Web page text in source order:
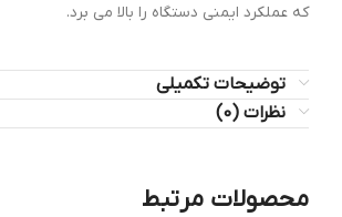
که عملکرد ایمنی دستگاه را بالا می برد.
توضیحات تکمیلی
نظرات (0)
محصولات مرتبط